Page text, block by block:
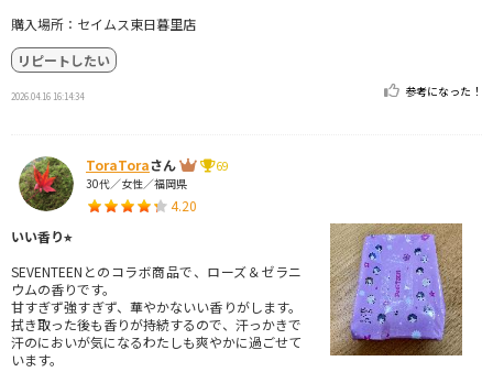
購入場所：セイムス東日暮里店
リピートしたい
2026.04.16 16:14:34 参考になった！
ToraToraさん
69
30代／女性／福岡県
4.20
いい香り⭐︎
SEVENTEENとのコラボ商品で、ローズ＆ゼラニ
ウムの香りです。
甘すぎず強すぎず、華やかないい香りがします。
拭き取った後も香りが持続するので、汗っかきで
汗のにおいが気になるわたしも爽やかに過ごせて
います。